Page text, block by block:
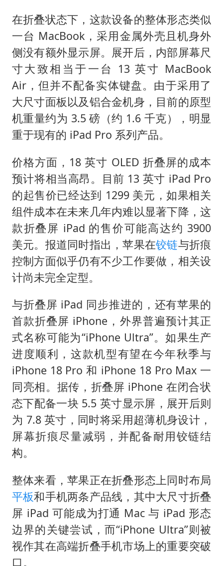
在折叠状态下，这款设备的整体形态类似
一台 MacBook，采用金属外壳且机身外
侧没有额外显示屏。展开后，内部屏幕尺
寸大致相当于一台 13 英寸 MacBook
Air，但并不配备实体键盘。由于采用了
大尺寸面板以及铝合金机身，目前的原型
机重量约为 3.5 磅（约 1.6 千克），明显
重于现有的 iPad Pro 系列产品。
价格方面，18 英寸 OLED 折叠屏的成本
预计将相当高昂。目前 13 英寸 iPad Pro
的起售价已经达到 1299 美元，如果相关
组件成本在未来几年内难以显著下降，这
款折叠屏 iPad 的售价可能高达约 3900
美元。报道同时指出，苹果在铰链与折痕
控制方面似乎仍有不少工作要做，相关设
计尚未完全定型。
与折叠屏 iPad 同步推进的，还有苹果的
首款折叠屏 iPhone，外界普遍预计其正
式名称可能为“iPhone Ultra”。如果生产
进度顺利，这款机型有望在今年秋季与
iPhone 18 Pro 和 iPhone 18 Pro Max 一
同亮相。据传，折叠屏 iPhone 在闭合状
态下配备一块 5.5 英寸显示屏，展开后则
为 7.8 英寸，同时将采用超薄机身设计，
屏幕折痕尽量减弱，并配备耐用铰链结
构。
整体来看，苹果正在折叠形态上同时布局
平板和手机两条产品线，其中大尺寸折叠
屏 iPad 可能成为打通 Mac 与 iPad 形态
边界的关键尝试，而“iPhone Ultra”则被
视作其在高端折叠手机市场上的重要突破
口。